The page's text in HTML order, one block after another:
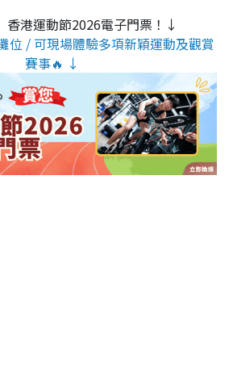
香港運動節2026電子門票！↓
位 / 可現場體驗多項新穎運動及觀賞
賽事🔥 ↓